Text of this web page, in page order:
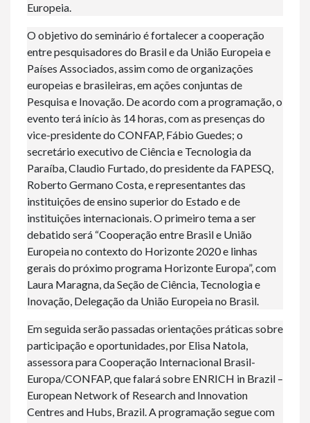
Europeia.
O objetivo do seminário é fortalecer a cooperação
entre pesquisadores do Brasil e da União Europeia e
Países Associados, assim como de organizações
europeias e brasileiras, em ações conjuntas de
Pesquisa e Inovação. De acordo com a programação, o
evento terá início às 14 horas, com as presenças do
vice-presidente do CONFAP, Fábio Guedes; o
secretário executivo de Ciência e Tecnologia da
Paraíba, Claudio Furtado, do presidente da FAPESQ,
Roberto Germano Costa, e representantes das
instituições de ensino superior do Estado e de
instituições internacionais. O primeiro tema a ser
debatido será “Cooperação entre Brasil e União
Europeia no contexto do Horizonte 2020 e linhas
gerais do próximo programa Horizonte Europa”, com
Laura Maragna, da Seção de Ciência, Tecnologia e
Inovação, Delegação da União Europeia no Brasil.
Em seguida serão passadas orientações práticas sobre
participação e oportunidades, por Elisa Natola,
assessora para Cooperação Internacional Brasil-
Europa/CONFAP, que falará sobre ENRICH in Brazil –
European Network of Research and Innovation
Centres and Hubs, Brazil. A programação segue com